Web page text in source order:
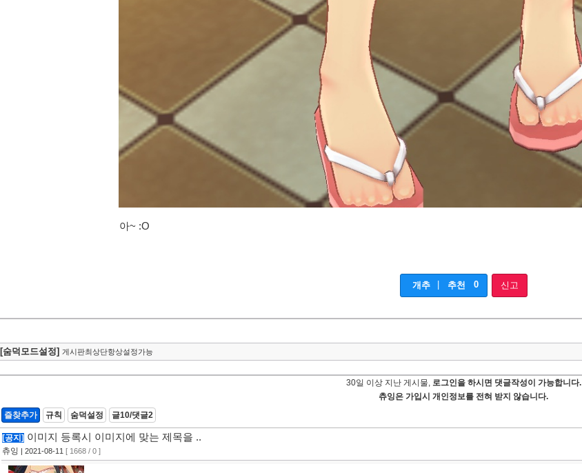
아~ :O
개추 | 추천 0 신고
[숨덕모드설정] 게시판최상단항상설정가능
30일 이상 지난 게시물,
로그인을 하시면 댓글작성이 가능합니다.
츄잉은 가입시 개인정보를 전혀 받지 않습니다.
즐찾추가
규칙 숨덕설정 글10/댓글2
[공지] 이미지 등록시 이미지에 맞는 제목을 ..
츄잉 | 2021-08-11 [ 1668 / 0 ]